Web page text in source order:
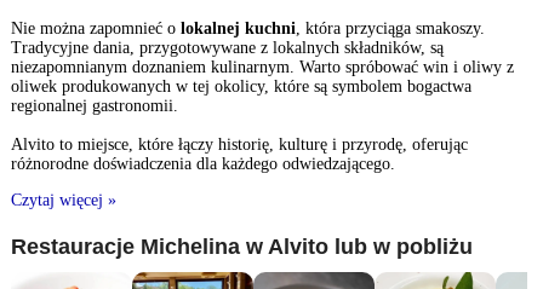
Nie można zapomnieć o lokalnej kuchni, która przyciąga smakoszy.
Tradycyjne dania, przygotowywane z lokalnych składników, są
niezapomnianym doznaniem kulinarnym. Warto spróbować win i oliwy z
oliwek produkowanych w tej okolicy, które są symbolem bogactwa
regionalnej gastronomii.
Alvito to miejsce, które łączy historię, kulturę i przyrodę, oferując
różnorodne doświadczenia dla każdego odwiedzającego.
Czytaj więcej »
Restauracje Michelina w Alvito lub w pobliżu